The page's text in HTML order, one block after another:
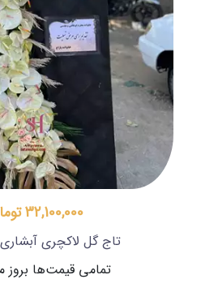
32,100,000 تومان
تاج گل لاکچری آبشاری
تمامی قیمت‌ها بروز